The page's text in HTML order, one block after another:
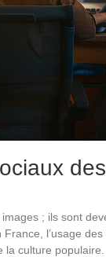
; ils sont
l’usage
la culture populaire.